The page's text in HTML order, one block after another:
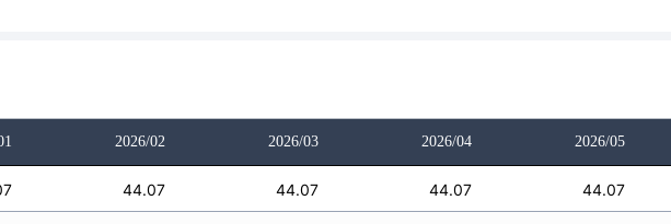
2026/02 2026/03 2026/04 2026/05
44.07 44.07 44.07 44.07